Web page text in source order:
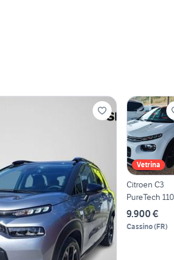
Vetrina
Citroen C3
PureTech 110
S&S Shine
9.900 €
Cassino(FR)